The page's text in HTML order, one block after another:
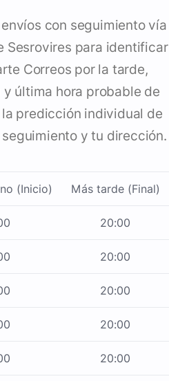
con seguimiento vía
Sesrovires para identificar
Correos por la tarde,
última hora probable de
predicción individual de
y tu dirección.
(Inicio) Más tarde (Final)
20:00
20:00
20:00
20:00
20:00